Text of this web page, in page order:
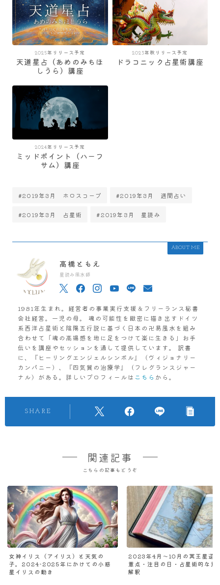
2025年リリース予定
天道星占（あめのみちほ
しうら）講座
2023年秋リリース予定
ドラコニック占星術講座
2024年リリース予定
ミッドポイント（ハーフ
サム）講座
#2019年3月 ホロスコープ #2019年3月 週間占い
#2019年3月 占星術 #2019年3月 星読み
ABOUT ME
高橋ともえ
星読み風水師
1981年生まれ。経営者の事業実行支援＆フリーランス秘書
会社経営。一児の母。 魂の可能性を緻密に描き出すドイツ
系西洋占星術と陰陽五行説に基づく日本の卍易風水を組み
合わせて「魂の高揚感を地に足をつけて楽に生きる」お手
伝いを講座やセッションを通して提供しています。 訳書
に、『ヒーリングエンジェルシンボル』（ヴィジョナリー
カンパニー）、『四気質の治療学』（フレグランスジャー
ナル）がある。詳しいプロフィールは こちら から。
SHARE
関連記事
こちらの記事もどうぞ
女神イリス（アイリス）と天気の
子。2024-2025年にかけての小惑
星イリスの動き
2023年4月～10月の冥王星逆
意点・注目の日・占星術的な意
解釈